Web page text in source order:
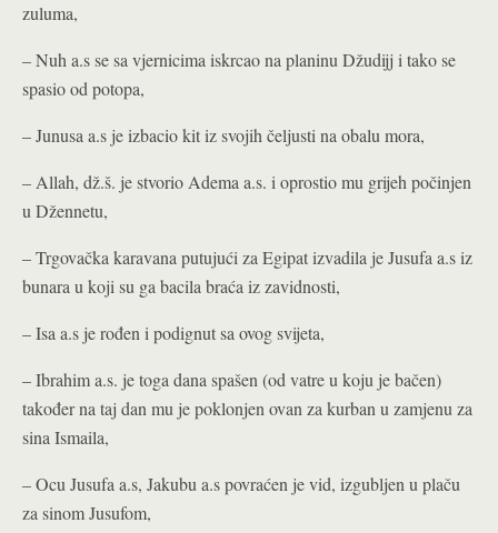
zuluma,
– Nuh a.s se sa vjernicima iskrcao na planinu Džudijj i tako se
spasio od potopa,
– Junusa a.s je izbacio kit iz svojih čeljusti na obalu mora,
– Allah, dž.š. je stvorio Adema a.s. i oprostio mu grijeh počinjen
u Džennetu,
– Trgovačka karavana putujući za Egipat izvadila je Jusufa a.s iz
bunara u koji su ga bacila braća iz zavidnosti,
– Isa a.s je rođen i podignut sa ovog svijeta,
– Ibrahim a.s. je toga dana spašen (od vatre u koju je bačen)
također na taj dan mu je poklonjen ovan za kurban u zamjenu za
sina Ismaila,
– Ocu Jusufa a.s, Jakubu a.s povraćen je vid, izgubljen u plaču
za sinom Jusufom,